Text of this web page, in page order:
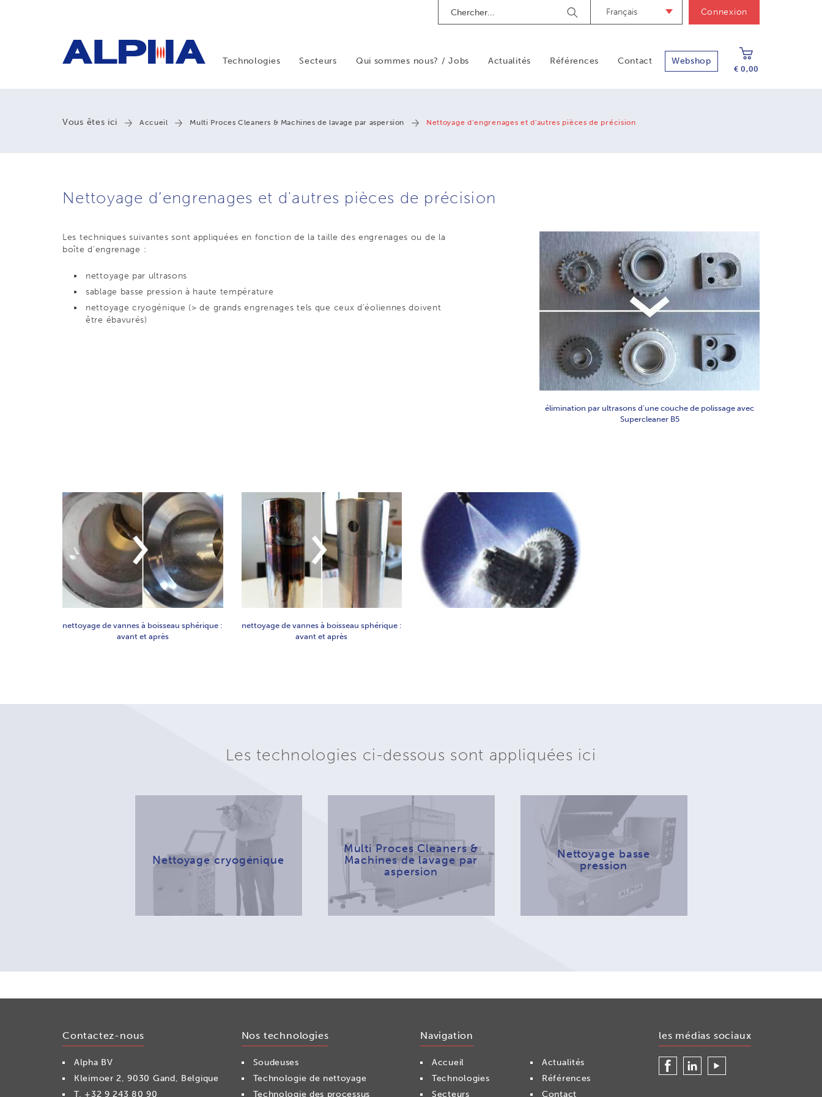
Zoek
Français Connexion
Technologies Secteurs Qui sommes nous? / Jobs Actualités Références Contact Webshop
€ 0,00
Vous êtes ici Accueil Multi Proces Cleaners & Machines de lavage par aspersion Nettoyage d’engrenages et d'autres pièces de précision
Nettoyage d’engrenages et d'autres pièces de précision
Les techniques suivantes sont appliquées en fonction de la taille des engrenages ou de la
boîte d’engrenage :
nettoyage par ultrasons
sablage basse pression à haute température
nettoyage cryogénique (> de grands engrenages tels que ceux d’éoliennes doivent
être ébavurés)
élimination par ultrasons d’une couche de polissage avec
Supercleaner B5
nettoyage de vannes à boisseau sphérique :
avant et après
nettoyage de vannes à boisseau sphérique :
avant et après
Les technologies ci-dessous sont appliquées ici
Nettoyage cryogénique
Multi Proces Cleaners &
Machines de lavage par
aspersion
Nettoyage basse
pression
Contactez-nous
Alpha BV
Kleimoer 2, 9030 Gand, Belgique
T. +32 9 243 80 90
Nos technologies
Soudeuses
Technologie de nettoyage
Technologie des processus
Navigation
Accueil
Technologies
Secteurs
Actualités
Références
Contact
les médias sociaux
FacebookLinkedInYoutube